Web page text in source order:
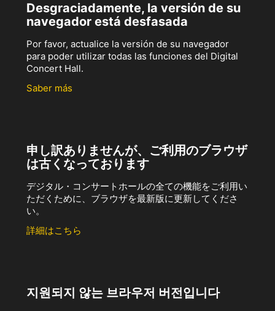
Desgraciadamente, la versión de su
navegador está desfasada
Por favor, actualice la versión de su navegador
para poder utilizar todas las funciones del Digital
Concert Hall.
Saber más
申し訳ありませんが、ご利用のブラウザ
は古くなっております
デジタル・コンサートホールの全ての機能をご利用い
ただくために、ブラウザを最新版に更新してくださ
い。
詳細はこちら
지원되지 않는 브라우저 버전입니다